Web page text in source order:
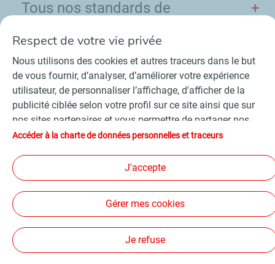
Tous nos standards de
Contact
Conditions Générales d’Utilisation
Accessibilité : partiellement conforme
©2026 TotalEnergies
Suivez-nous
Respect de votre vie privée
Nous utilisons des cookies et autres traceurs dans le but
de vous fournir, d’analyser, d’améliorer votre expérience
utilisateur, de personnaliser l’affichage, d'afficher de la
publicité ciblée selon votre profil sur ce site ainsi que sur
nos sites partenaires et vous permettre de partager nos
contenus sur les réseaux sociaux. Conformément à la
d'audience sont déposés par défaut. Vous pouvez à tout
moment modifier vos paramètres de cookies en cliquant
sur le bouton « Gérer mes cookies ». En cliquant sur le
bouton « J’accepte », vous acceptez le dépôt de
Je refuse », seuls les cookies techniques nécessaires au
bon fonctionnement du site seront utilisés. Pour plus
Accéder à la charte de données personnelles et traceurs
J'accepte
Gérer mes cookies
Je refuse